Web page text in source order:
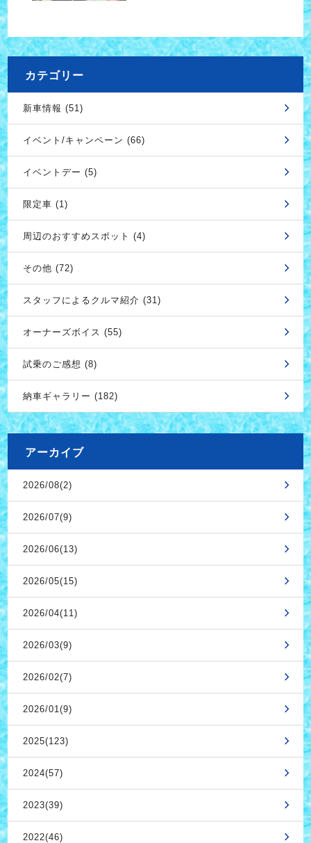
カテゴリー
新車情報 (51)
イベント/キャンペーン (66)
イベントデー (5)
限定車 (1)
周辺のおすすめスポット (4)
その他 (72)
スタッフによるクルマ紹介 (31)
オーナーズボイス (55)
試乗のご感想 (8)
納車ギャラリー (182)
アーカイブ
2026/08(2)
2026/07(9)
2026/06(13)
2026/05(15)
2026/04(11)
2026/03(9)
2026/02(7)
2026/01(9)
2025(123)
2024(57)
2023(39)
2022(46)